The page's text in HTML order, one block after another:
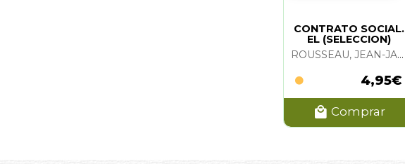
CONTRATO SOCIAL.
EL (SELECCION)
ROUSSEAU, JEAN-JACQUES
4,95€
Comprar